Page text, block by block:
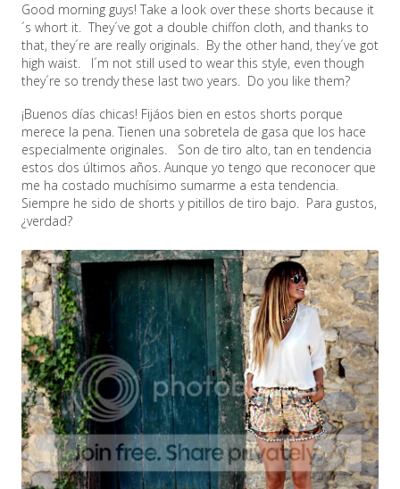
Good morning guys! Take a look over these shorts because it
´s whort it. They´ve got a double chiffon cloth, and thanks to
that, they´re are really originals. By the other hand, they´ve got
high waist. I´m not still used to wear this style, even though
they´re so trendy these last two years. Do you like them?
¡Buenos días chicas! Fijáos bien en estos shorts porque
merece la pena. Tienen una sobretela de gasa que los hace
especialmente originales. Son de tiro alto, tan en tendencia
estos dos últimos años. Aunque yo tengo que reconocer que
me ha costado muchísimo sumarme a esta tendencia.
Siempre he sido de shorts y pitillos de tiro bajo. Para gustos,
¿verdad?